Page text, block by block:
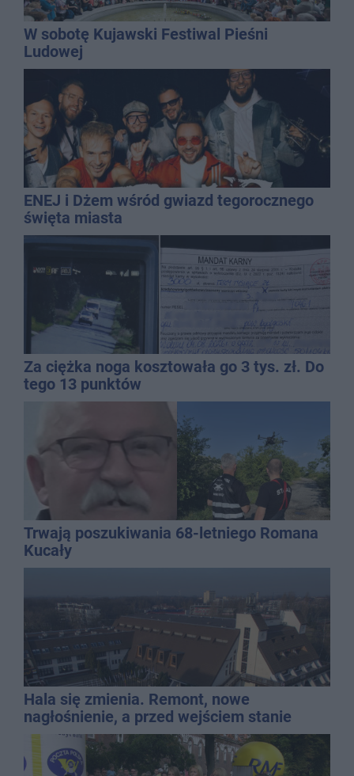
W sobotę Kujawski Festiwal Pieśni
Ludowej
ENEJ i Dżem wśród gwiazd tegorocznego
święta miasta
Za ciężka noga kosztowała go 3 tys. zł. Do
tego 13 punktów
Trwają poszukiwania 68-letniego Romana
Kucały
Hala się zmienia. Remont, nowe
nagłośnienie, a przed wejściem stanie
QEMETICA ARENA